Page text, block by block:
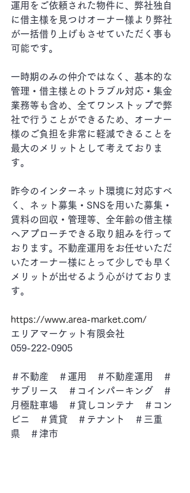
運用をご依頼された物件に、弊社独自
に借主様を見つけオーナー様より弊社
が一括借り上げもさせていただく事も
可能です。
一時期のみの仲介ではなく、基本的な
管理・借主様とのトラブル対応・集金
業務等も含め、全てワンストップで弊
社で行うことができるため、オーナー
様のご負担を非常に軽減できることを
最大のメリットとして考えておりま
す。
昨今のインターネット環境に対応すべ
く、ネット募集・SNSを用いた募集・
賃料の回収・管理等、全年齢の借主様
へアプローチできる取り組みを行って
おります。不動産運用をお任せいただ
いたオーナー様にとって少しでも早く
メリットが出せるよう心がけておりま
す。
https://www.area-market.com/
エリアマーケット有限会社
059-222-0905
＃不動産　＃運用　＃不動産運用　＃
サブリース　＃コインパーキング　＃
月極駐車場　＃貸しコンテナ　＃コン
ビニ　＃賃貸　＃テナント　＃三重
県　＃津市